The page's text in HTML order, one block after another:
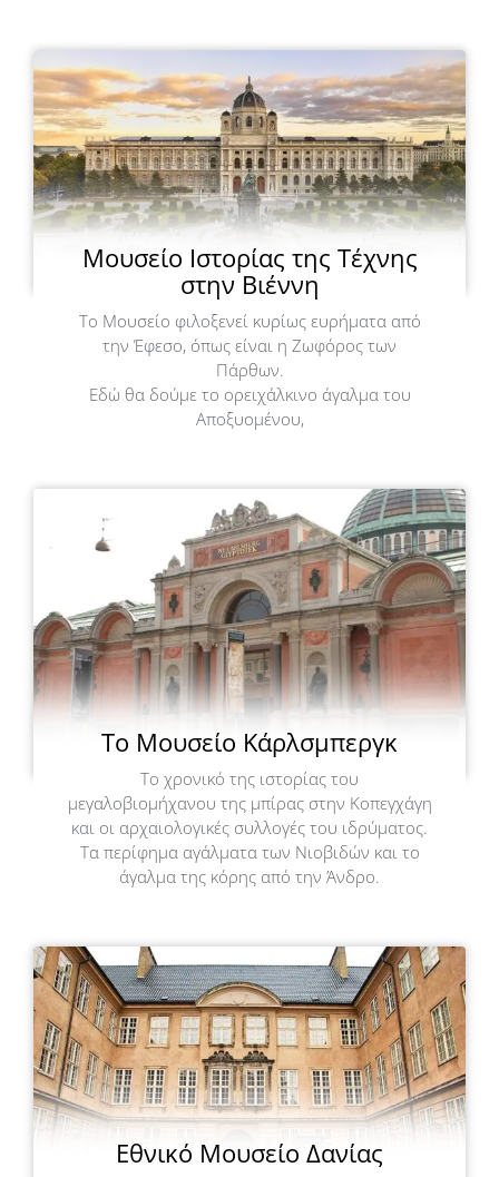
Μουσείο Ιστορίας της Τέχνης
στην Βιέννη
Το Μουσείο φιλοξενεί κυρίως ευρήματα από
την Έφεσο, όπως είναι η Ζωφόρος των
Πάρθων.
Εδώ θα δούμε το ορειχάλκινο άγαλμα του
Αποξυομένου,
Το Μουσείο Κάρλσμπεργκ
Το χρονικό της ιστορίας του
μεγαλοβιομήχανου της μπίρας στην Κοπεγχάγη
και οι αρχαιολογικές συλλογές του ιδρύματος.
Τα περίφημα αγάλματα των Νιοβιδών και το
άγαλμα της κόρης από την Άνδρο.
Εθνικό Μουσείο Δανίας